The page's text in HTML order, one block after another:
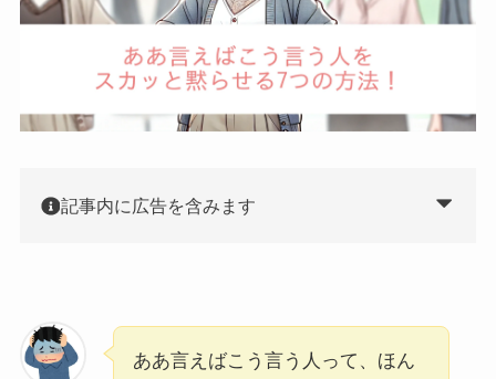
記事内に広告を含みます
ああ言えばこう言う人って、ほん